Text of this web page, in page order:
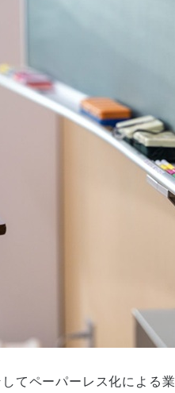
てペーパーレス化による